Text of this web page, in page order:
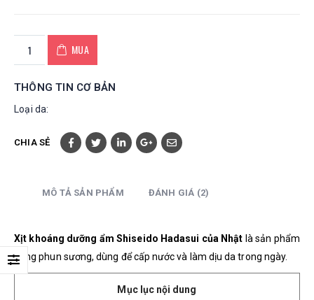
MUA
THÔNG TIN CƠ BẢN
Loại da:
CHIA SẺ
MÔ TẢ SẢN PHẨM ĐÁNH GIÁ (2)
Xịt khoáng dưỡng ẩm Shiseido Hadasui của Nhật là sản phẩm
dạng phun sương, dùng để cấp nước và làm dịu da trong ngày.
Mục lục nội dung